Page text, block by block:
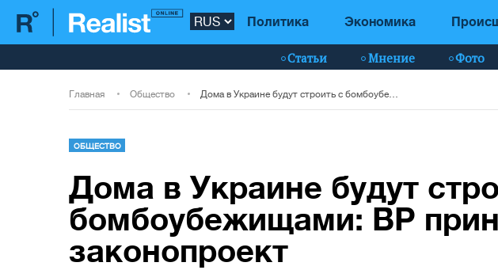
Политика Экономика
Статьи Мнение Фото
Главная Общество
ОБЩЕСТВО
Дома в Украине будут
бомбоубежищами: ВР
законопроект